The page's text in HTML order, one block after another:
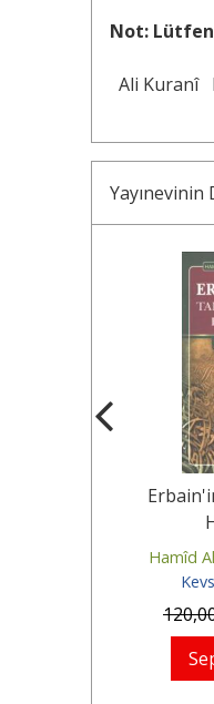
Not:
Ali Kuranî
Yayınevinin
Hamîd
120